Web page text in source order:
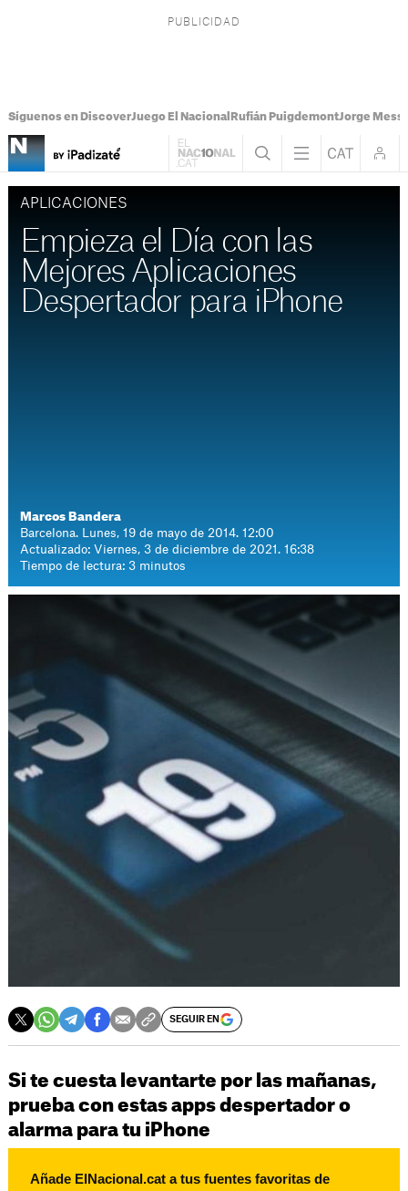
Síguenos en DiscoverJuego El Nacional Rufián PuigdemontJorge Messi
APLICACIONES
Empieza el Día con las
Mejores Aplicaciones
Despertador para iPhone
Marcos Bandera
Barcelona. Lunes, 19 de mayo de 2014. 12:00
Actualizado: Viernes, 3 de diciembre de 2021. 16:38
Tiempo de lectura: 3 minutos
SEGUIR EN
Si te cuesta levantarte por las mañanas,
prueba con estas apps despertador o
alarma para tu iPhone
Añade ElNacional.cat a tus fuentes favoritas de